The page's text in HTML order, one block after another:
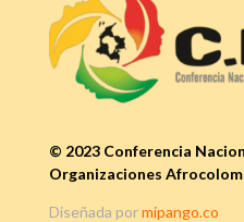
© 2023 Conferencia
Organizaciones
Diseñada pormipango.co